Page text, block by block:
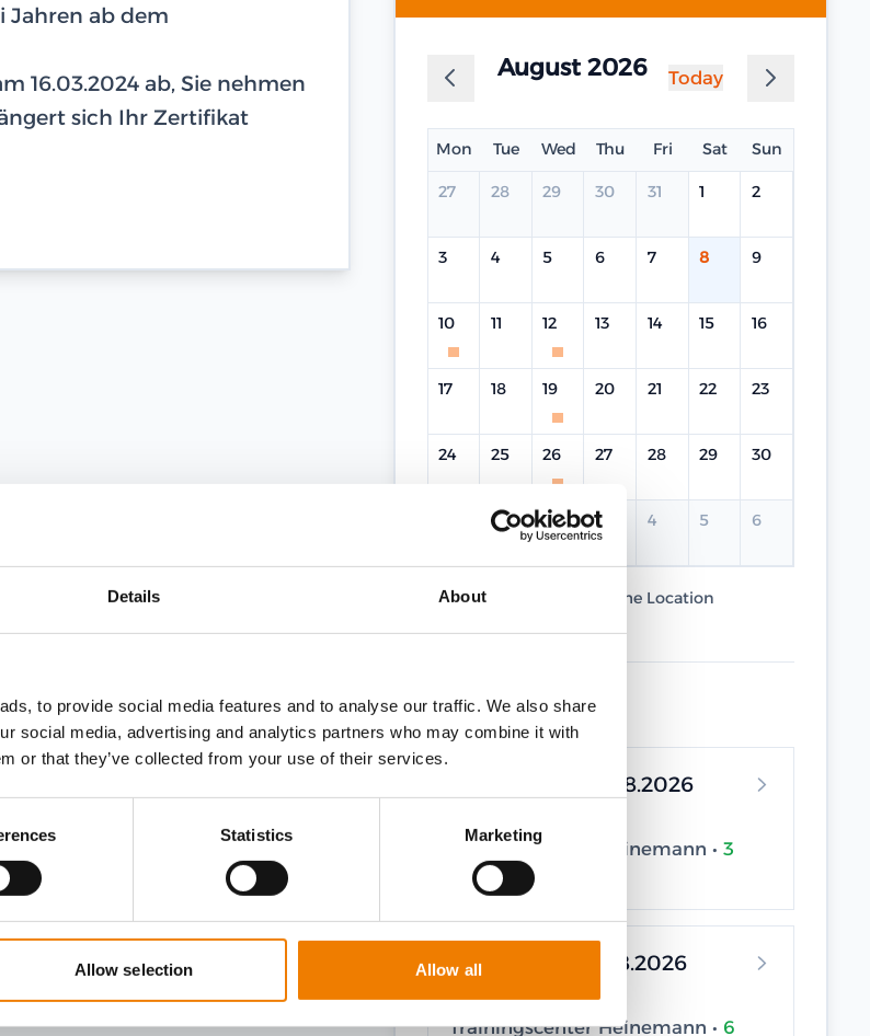
Details About
to provide social media features and to analyse our traffic. We also share
social media, advertising and analytics partners who may combine it with
or that they’ve collected from your use of their services.
Statistics Marketing
Allow selection Allow all
Jahren ab dem
16.03.2024 ab, Sie nehmen
sich Ihr Zertifikat
August 2026 Today
Mon Tue Wed Thu Fri Sat Sun
27 28 29 30 31 1 2
3 4 5 6 7 8 9
10 11 12 13 14 15 16
17 18 19 20 21 22 23
24 25 26 27 28 29 30
1 2 3 4 5 6
Current Course
Same Location
UPCOMING DATES
10.08.2026 - 10.08.2026
Trainingscenter Heinemann • 3
seats available
12.08.2026 - 12.08.2026
Trainingscenter Heinemann • 6